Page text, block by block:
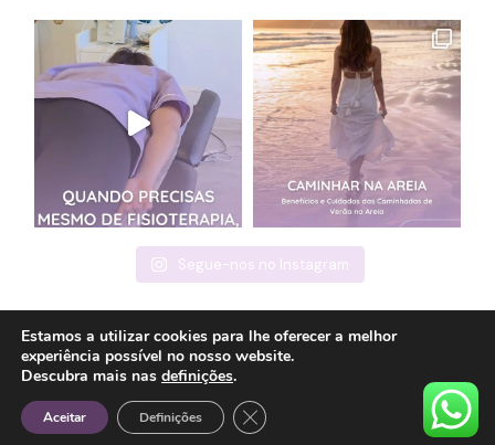
Segue-nos no Instagram
© 2022 Cláudia Carreira, Todos os Direitos Reservados
Estamos a utilizar cookies para lhe oferecer a melhor
experiência possível no nosso website.
Descubra mais nas definições.
Aceitar Definições Close GDPR Cookie Banner